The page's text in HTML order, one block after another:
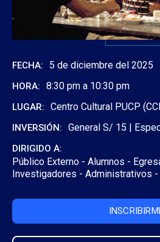
FECHA: 5 de diciembre del 2025
HORA: 8:30 pm a 10:30 pm
LUGAR: Centro Cultural PUCP
INVERSIÓN: General S/ 15 |
DIRIGIDO A:
Público Externo - Alumnos -
Investigadores - Administrativos -